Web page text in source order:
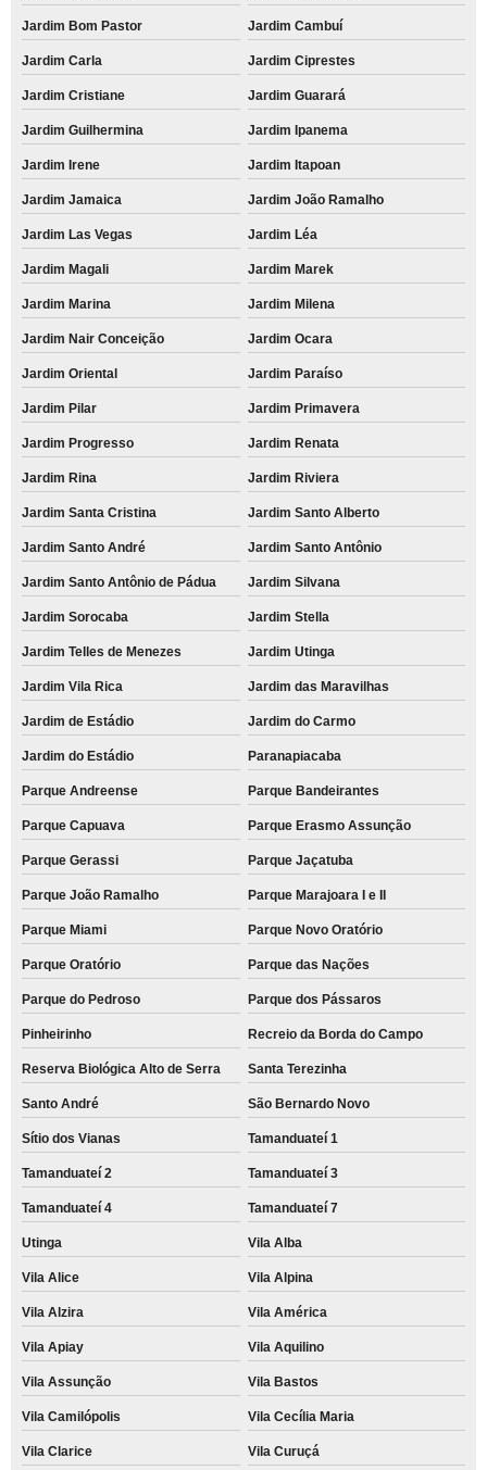
Jardim Bom Pastor Jardim Cambuí
Jardim Carla Jardim Ciprestes
Jardim Cristiane Jardim Guarará
Jardim Guilhermina Jardim Ipanema
Jardim Irene Jardim Itapoan
Jardim Jamaica Jardim João Ramalho
Jardim Las Vegas Jardim Léa
Jardim Magali Jardim Marek
Jardim Marina Jardim Milena
Jardim Nair Conceição Jardim Ocara
Jardim Oriental Jardim Paraíso
Jardim Pilar Jardim Primavera
Jardim Progresso Jardim Renata
Jardim Rina Jardim Riviera
Jardim Santa Cristina Jardim Santo Alberto
Jardim Santo André Jardim Santo Antônio
Jardim Santo Antônio de Pádua Jardim Silvana
Jardim Sorocaba Jardim Stella
Jardim Telles de Menezes Jardim Utinga
Jardim Vila Rica Jardim das Maravilhas
Jardim de Estádio Jardim do Carmo
Jardim do Estádio Paranapiacaba
Parque Andreense Parque Bandeirantes
Parque Capuava Parque Erasmo Assunção
Parque Gerassi Parque Jaçatuba
Parque João Ramalho Parque Marajoara I e II
Parque Miami Parque Novo Oratório
Parque Oratório Parque das Nações
Parque do Pedroso Parque dos Pássaros
Pinheirinho Recreio da Borda do Campo
Reserva Biológica Alto de Serra Santa Terezinha
Santo André São Bernardo Novo
Sítio dos Vianas Tamanduateí 1
Tamanduateí 2 Tamanduateí 3
Tamanduateí 4 Tamanduateí 7
Utinga Vila Alba
Vila Alice Vila Alpina
Vila Alzira Vila América
Vila Apiay Vila Aquilino
Vila Assunção Vila Bastos
Vila Camilópolis Vila Cecília Maria
Vila Clarice Vila Curuçá